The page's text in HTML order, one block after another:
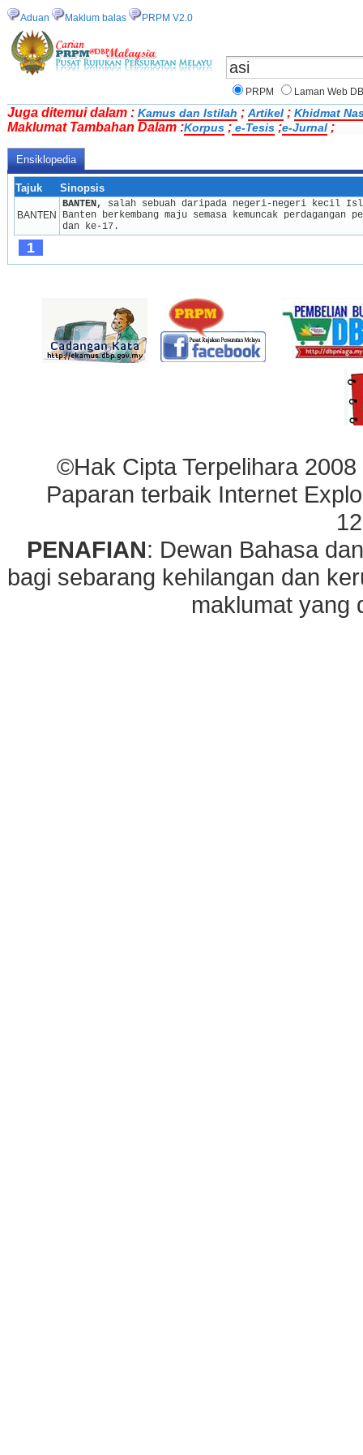
Aduan Maklum balas PRPM V2.0
PRPM Laman Web
Juga ditemui dalam : Kamus dan Istilah ; Artikel ; Khidmat
Maklumat Tambahan Dalam :Korpus ; e-Tesis ;e-Jurnal ;
Ensiklopedia
Tajuk Sinopsis
BANTEN
BANTEN,
salah sebuah daripada negeri-negeri kecil
Banten berkembang maju semasa kemuncak perdagangan
dan ke-17.
1
©Hak Cipta Terpelihara
Paparan terbaik Internet
PENAFIAN: Dewan Bahasa
bagi sebarang kehilangan dan
maklumat yang